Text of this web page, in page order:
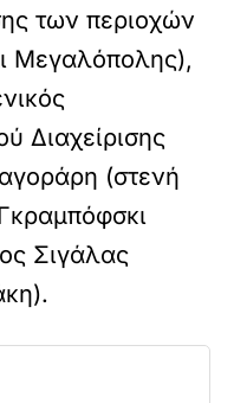
των περιοχών
Μεγαλόπολης),
Διαχείρισης
(στενή
Σιγάλας